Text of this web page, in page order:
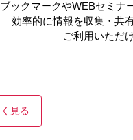
ブックマークやWEBセミナ
効率的に情報を収集・共
ご利用いただ
見る